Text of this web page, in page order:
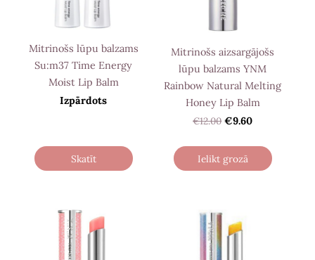
Mitrinošs lūpu balzams
Su:m37 Time Energy
Moist Lip Balm
Izpārdots
Skatīt
Mitrinošs aizsargājošs
lūpu balzams YNM
Rainbow Natural Melting
Honey Lip Balm
€12.00 €9.60
Ielikt grozā